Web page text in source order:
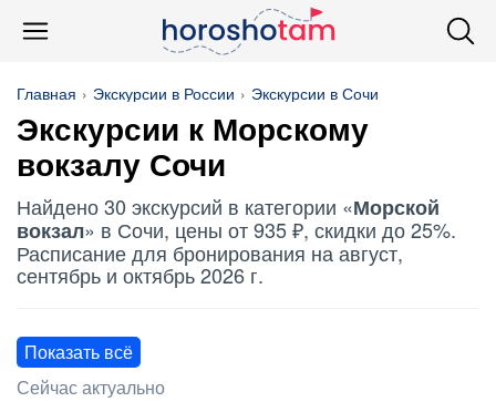
Главная Экскурсии в России Экскурсии в Сочи
Экскурсии к Морскому
вокзалу Сочи
Найдено 30 экскурсий в категории «Морской
вокзал» в Сочи, цены от 935 ₽, скидки до 25%.
Расписание для бронирования на август,
сентябрь и октябрь 2026 г.
Показать всё
Сейчас актуально